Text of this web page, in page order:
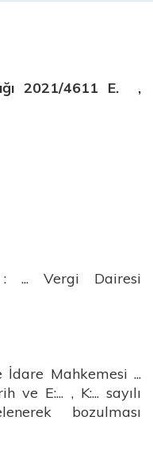
2021/4611 E. ,
: ... Vergi Dairesi
İdare Mahkemesi ...
ve E:... , K:... sayılı
bozulması